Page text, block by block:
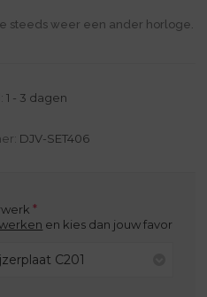
steeds weer een ander horloge.
1 - 3 dagen
DJV-SET406
*
en kies dan jouw favoriete
C201